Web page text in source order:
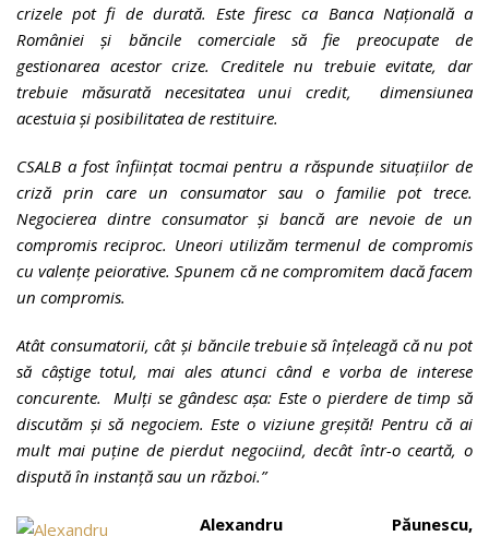
crizele pot fi de durată. Este firesc ca Banca Națională a
României și băncile comerciale să fie preocupate de
gestionarea acestor crize. Creditele nu trebuie evitate, dar
trebuie măsurată necesitatea unui credit, dimensiunea
acestuia și posibilitatea de restituire.
CSALB a fost înființat tocmai pentru a răspunde situațiilor de
criză prin care un consumator sau o familie pot trece.
Negocierea dintre consumator și bancă are nevoie de un
compromis reciproc. Uneori utilizăm termenul de compromis
cu valențe peiorative. Spunem că ne compromitem dacă facem
un compromis.
Atât consumatorii, cât și băncile trebuie să înțeleagă că nu pot
să câștige totul, mai ales atunci când e vorba de interese
concurente.
Mulți se gândesc așa: Este o pierdere de timp să
discutăm și să negociem. Este o viziune greșită! Pentru că ai
mult mai puține de pierdut negociind, decât într-o ceartă, o
dispută în instanță sau un război.”
Alexandru Păunescu,